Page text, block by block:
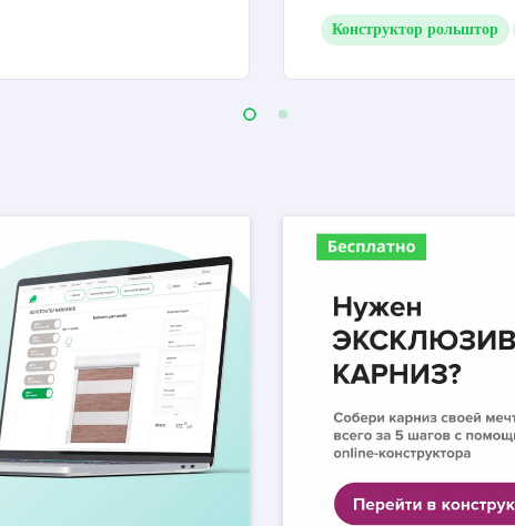
Конструктор рольштор